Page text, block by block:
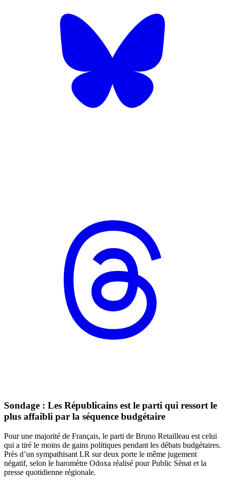
Sondage : Les Républicains est le parti qui ressort le
plus affaibli par la séquence budgétaire
Pour une majorité de Français, le parti de Bruno Retailleau est celui
qui a tiré le moins de gains politiques pendant les débats budgétaires.
Près d’un sympathisant LR sur deux porte le même jugement
négatif, selon le baromètre Odoxa réalisé pour Public Sénat et la
presse quotidienne régionale.